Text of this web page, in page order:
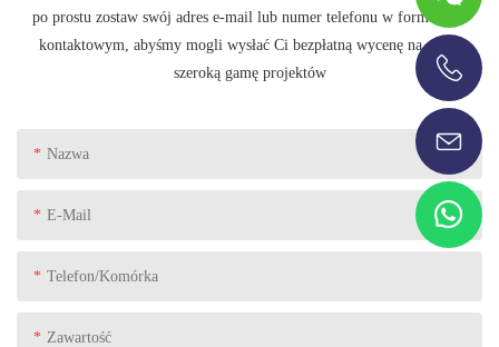
po prostu zostaw swój adres e-mail lub numer telefonu w formularzu
kontaktowym, abyśmy mogli wysłać Ci bezpłatną wycenę na naszą
szeroką gamę projektów
Nazwa
E-Mail
Telefon/komórka
Zawartość